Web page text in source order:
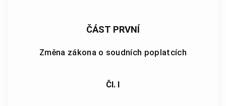
ČÁST PRVNÍ
Změna zákona o soudních poplatcích
Čl. I